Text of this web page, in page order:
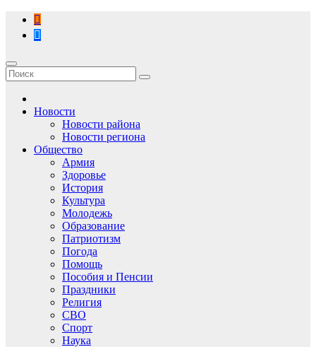
Перейти
содержимому
Новости
Новости района
Новости региона
Общество
Армия
Здоровье
История
Культура
Молодежь
Образование
Патриотизм
Погода
Помощь
Пособия и Пенсии
Праздники
Религия
СВО
Спорт
Наука